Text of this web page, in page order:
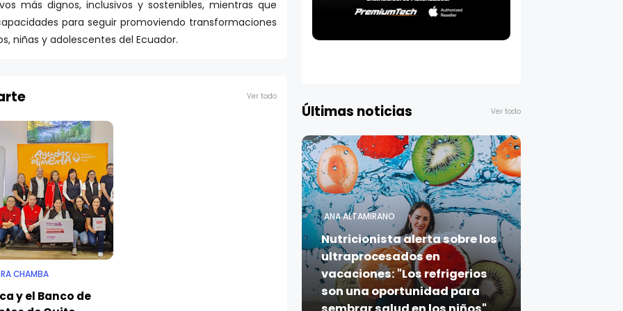
más dignos, inclusivos y sostenibles, mientras que
para seguir promoviendo transformaciones
niñas y adolescentes del Ecuador.
Ver todo
CHAMBA
y el Banco de
Últimas noticias Ver todo
ANA ALTAMIRANO
Nutricionista alerta sobre los
ultraprocesados en
vacaciones: "Los refrigerios
son una oportunidad para